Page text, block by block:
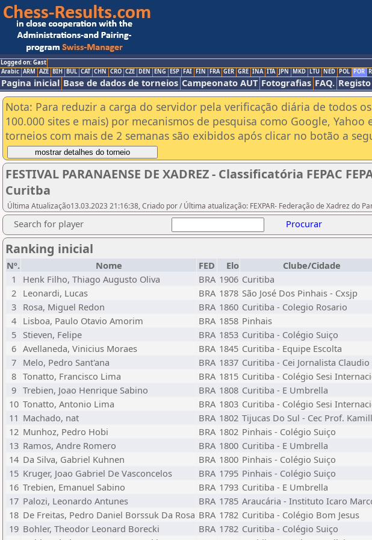
Logged on: Gast
Arabic ARM AZE BIH BUL CAT CHN CRO CZE DEN ENG ESP FAI FIN FRA GER GRE INA ITA JPN MKD LTU NED POL POR
Pagina inicial Base de dados de torneios Campeonato AUT Fotografias FAQ.
Nota: Para reduzir a carga do servidor pela verificação diária de todos
100.000 sites e mais) por mecanismos de pesquisa como Google, Yahoo
torneios com mais de 2 semanas são exibidos após clicar no botão a
FESTIVAL PARANAENSE DE XADREZ - Classificatória FEPAC
Curitba
Última Atualização13.03.2023 21:16:38, Criado por / Última atualização: FEXPAR- Federação de Xadrez do
Search for player Procurar
Ranking inicial
Nº. Nome FED Elo
Clube/Cidade
1
Henk Filho, Thiago Augusto Oliva BRA 1906 Curitiba
2
Leonardi, Lucas BRA 1878 São José Dos Pinhais - Cxsjp
3
Rosa, Miguel Redon BRA 1860 Curitiba - Colegio Rosario
4
Lisboa, Paulo Otavio Amorim BRA 1858 Pinhais
5
Stieven, Felipe BRA 1853 Curitiba - Colégio Suiço
6 Avellaneda, Vinicius Moraes BRA 1845 Curitiba - Equipe Escolta
7
Melo, Pedro Sant'ana BRA 1837 Curitiba - Cei Jornalista Claudio
8 Tonatto, Francisco Lima BRA 1815 Curitiba - Colégio Sesi
9 Trebien, Joao Henrique Sabino BRA 1808 Curitiba - E Umbrella
10 Tonatto, Antonio Lima BRA 1803 Curitiba - Colégio Sesi
11 Machado, nat BRA 1802 Tijucas Do Sul - Cec Prof.
12 Munhoz, Pedro Hobi BRA 1802 Pinhais - Colégio Suiço
13 Ramos, Andre Romero BRA 1800 Curitiba - E Umbrella
14 Da Silva, Gabriel Kuhnen BRA 1800 Pinhais - Colégio Suiço
15 Kruger, Joao Gabriel De Vasconcelos BRA 1795 Pinhais - Colégio Suiço
16 Trebien, Emanuel Sabino BRA 1793 Curitiba - E Umbrella
17 Palozi, Leonardo Antunes BRA 1785 Araucária - Instituto Icaro
18 De Freitas, Pedro Daniel Borssuk Da Rosa BRA 1782 Curitiba - Colégio Bom Jesus
19 Bohler, Theodor Leonard Borecki BRA 1782 Curitiba - Colégio Suiço